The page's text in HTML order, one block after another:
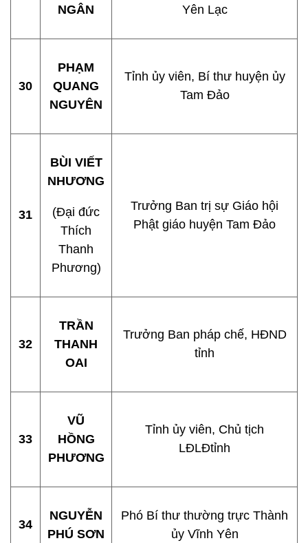
NGÂN
Yên Lạc
30
PHẠM
QUANG
NGUYÊN
Tỉnh ủy viên, Bí thư huyện ủy
Tam Đảo
31
BÙI VIẾT
NHƯƠNG
(Đại đức
Thích
Thanh
Phương)
Trưởng Ban trị sự Giáo hội
Phật giáo huyện Tam Đảo
32
TRẦN
THANH
OAI
Trưởng Ban pháp chế, HĐND
tỉnh
33
VŨ
HỒNG
PHƯƠNG
Tỉnh ủy viên, Chủ tịch
LĐLĐtỉnh
34
NGUYỄN
PHÚ SƠN
Phó Bí thư thường trực Thành
ủy Vĩnh Yên